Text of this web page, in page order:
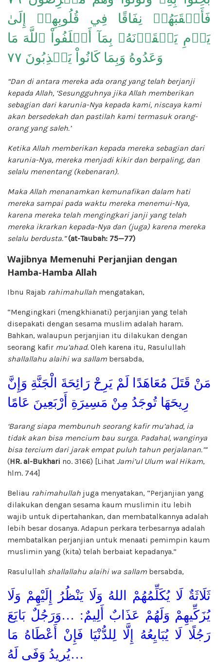
فَأَعۡقَبَهُمۡ نِفَاقًا فِي قُلُوبِهِمۡ إِلَىٰ
يَوۡمِ يَلۡقَوۡنَهُۥ بِمَآ أَخۡلَفُواْ ٱللَّهَ مَا
وَعَدُوهُ وَبِمَا كَانُواْ يَكۡذِبُونَ ٧٧
“Dan di antara mereka ada orang yang telah berjanji
kepada Allah, ‘Sesungguhnya jika Allah memberikan
sebagian dari karunia-Nya kepada kami, niscaya kami
akan bersedekah dan pastilah kami termasuk orang-
orang yang saleh.’
Ketika Allah memberikan kepada mereka sebagian dari
karunia-Nya, mereka menjadi kikir dan berpaling, dan
selalu menentang (kebenaran).
Maka Allah menanamkan kemunafikan dalam hati
mereka sampai pada waktu mereka menemui-Nya,
karena mereka telah mengingkari janji yang telah
mereka ikrarkan kepada-Nya dan (juga) karena mereka
selalu berdusta.” (at-Taubah: 75—77)
Wajibnya Memenuhi Perjanjian dengan
Hamba-Hamba Allah
Ibnu Rajab rahimahullah mengatakan,
“Mengingkari (mengkhianati) perjanjian yang telah
disepakati dengan sesama muslim adalah haram.
Bahkan, walaupun perjanjian itu dilakukan dengan
seorang kafir mu’ahad. Oleh karena itu, Rasulullah
shallallahu alaihi wa sallam bersabda,
مَنْ قَتَلَ مُعَاهَدًا لَمْ يَرِحْ رَائِحَةَ الْجَنَّةِ وَإِنَّ
رِيحَهَا تُوجَدُ مِنْ مَسِيرَةِ أَرْبَعِينَ عَامًا
‘Barang siapa membunuh seorang kafir mu’ahad, ia
tidak akan bisa mencium bau surga. Padahal, wanginya
bisa tercium dari jarak empat puluh tahun perjalanan.’”
(HR.al-Bukhari no. 3166) [Lihat Jami’ul Ulum wal Hikam,
hlm. 744]
Beliau rahimahullah juga menyatakan, “Perjanjian yang
dilakukan dengan sesama kaum muslimin itu lebih
wajib untuk dipertahankan, dan membatalkannya adalah
lebih besar dosanya. Adapun perkara terbesarnya adalah
membatalkan perjanjian untuk menaati pemimpin kaum
muslimin yang (kita) telah berbaiat kepadanya.”
Rasulullah shallallahu alaihi wa sallam bersabda,
ثَلَاثَةٌ لَا يُكَلِّمُهُمْ اللهُ وَلَا يَنْظُرُ إِلَيْهِمْ وَلَا
يُزَكِّيهِمْ وَلَهُمْ عَذَابٌ أَلِيمٌ: …وَرَجُلٌ بَايَعَ
رَجُلًا لَا يُبَايِعُهُ إِلَّا لِلدُّنْيَا فَإِنْ أَعْطَاهُ مَا
يُرِيدُ وَفَى لَهُ…